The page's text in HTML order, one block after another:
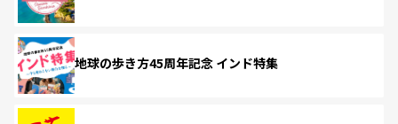
地球の歩き方45周年記念 インド特集